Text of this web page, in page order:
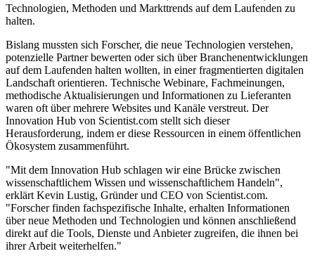
Technologien, Methoden und Markttrends auf dem Laufenden zu
halten.
Bislang mussten sich Forscher, die neue Technologien verstehen,
potenzielle Partner bewerten oder sich über Branchenentwicklungen
auf dem Laufenden halten wollten, in einer fragmentierten digitalen
Landschaft orientieren. Technische Webinare, Fachmeinungen,
methodische Aktualisierungen und Informationen zu Lieferanten
waren oft über mehrere Websites und Kanäle verstreut. Der
Innovation Hub von Scientist.com stellt sich dieser
Herausforderung, indem er diese Ressourcen in einem öffentlichen
Ökosystem zusammenführt.
"Mit dem Innovation Hub schlagen wir eine Brücke zwischen
wissenschaftlichem Wissen und wissenschaftlichem Handeln",
erklärt Kevin Lustig, Gründer und CEO von Scientist.com.
"Forscher finden fachspezifische Inhalte, erhalten Informationen
über neue Methoden und Technologien und können anschließend
direkt auf die Tools, Dienste und Anbieter zugreifen, die ihnen bei
ihrer Arbeit weiterhelfen."